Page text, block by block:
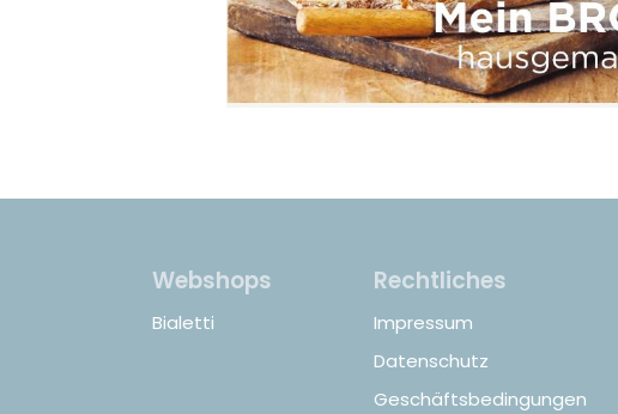
Webshops
Bialetti
Rechtliches
Impressum
Datenschutz
Geschäftsbedingungen